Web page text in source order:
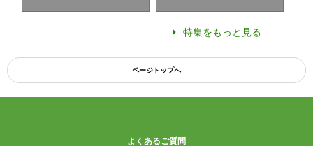
特集をもっと見る
ページトップへ
よくあるご質問